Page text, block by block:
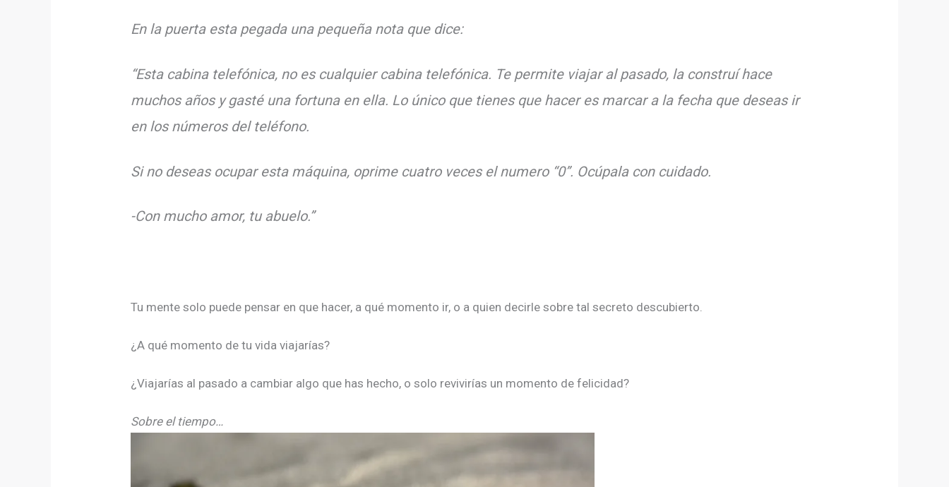
En la puerta esta pegada una pequeña nota que dice:
“Esta cabina telefónica, no es cualquier cabina telefónica. Te permite viajar al pasado, la construí hace
muchos años y gasté una fortuna en ella. Lo único que tienes que hacer es marcar a la fecha que deseas ir
en los números del teléfono.
Si no deseas ocupar esta máquina, oprime cuatro veces el numero “0”. Ocúpala con cuidado.
-Con mucho amor, tu abuelo.”
Tu mente solo puede pensar en que hacer, a qué momento ir, o a quien decirle sobre tal secreto descubierto.
¿A qué momento de tu vida viajarías?
¿Viajarías al pasado a cambiar algo que has hecho, o solo revivirías un momento de felicidad?
Sobre el tiempo…